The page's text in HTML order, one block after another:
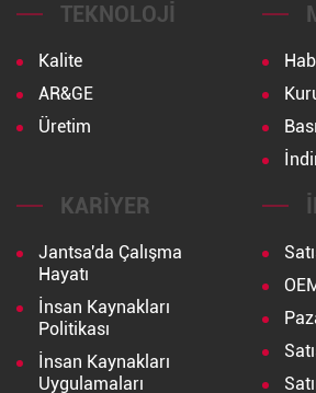
TEKNOLOJI
Kalite
AR&GE
Üretim
KARIYER
Jantsa'da Çalışma
Hayatı
İnsan Kaynakları
Politikası
İnsan Kaynakları
Uygulamaları